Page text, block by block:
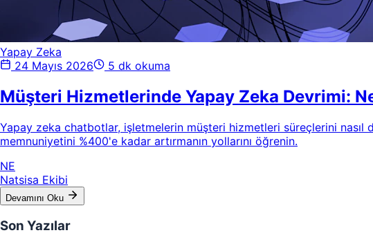
Yapay Zeka
24 Mayıs 2026
5 dk okuma
Müşteri Hizmetlerinde Yapay Zeka Devrimi:
Yapay zeka chatbotlar, işletmelerin müşteri hizmetleri süreçlerini
memnuniyetini %400'e kadar artırmanın yollarını öğrenin.
NE
Natsisa Ekibi
Devamını Oku
Son Yazılar